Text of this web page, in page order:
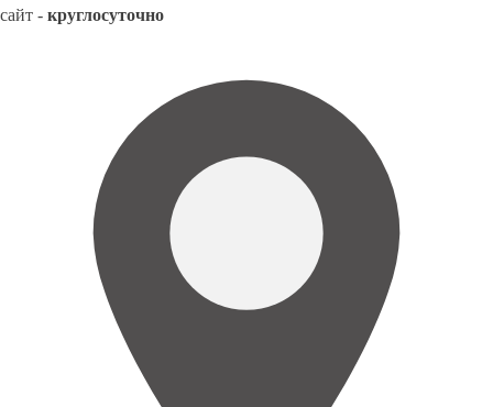
сайт - круглосуточно